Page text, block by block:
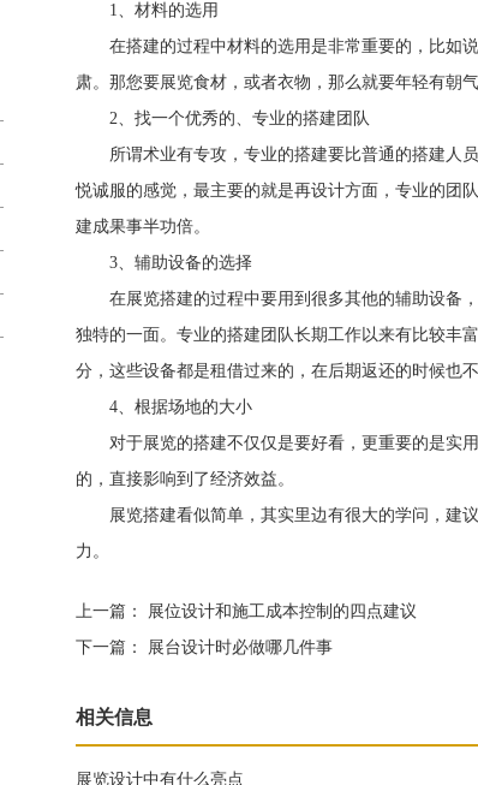
1、材料的选用
在搭建的过程中材料的选用是非常重要的，比如说
肃。那您要展览食材，或者衣物，那么就要年轻有朝
2、找一个优秀的、专业的搭建团队
所谓术业有专攻，专业的搭建要比普通的搭建人员
悦诚服的感觉，最主要的就是再设计方面，专业的团
建成果事半功倍。
3、辅助设备的选择
在展览搭建的过程中要用到很多其他的辅助设备，
独特的一面。专业的搭建团队长期工作以来有比较丰
分，这些设备都是租借过来的，在后期返还的时候也
4、根据场地的大小
对于展览的搭建不仅仅是要好看，更重要的是实用
的，直接影响到了经济效益。
展览搭建看似简单，其实里边有很大的学问，建议
力。
上一篇：
展位设计和施工成本控制的四点建议
下一篇：
展台设计时必做哪几件事
相关信息
展览设计中有什么亮点